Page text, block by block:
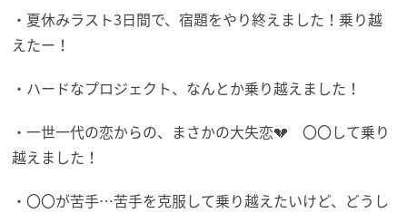
・夏休みラスト3日間で、宿題をやり終えました！乗り越
えたー！
・ハードなプロジェクト、なんとか乗り越えました！
・一世一代の恋からの、まさかの大失恋💔 〇〇して乗り
越えました！
・〇〇が苦手…苦手を克服して乗り越えたいけど、どうし